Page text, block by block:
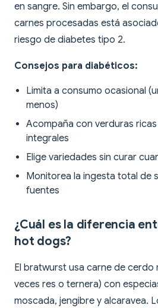
en sangre. Sin embargo, el
carnes procesadas está
riesgo de diabetes tipo 2.
Consejos para diabéticos:
Limita a consumo ocasional
menos)
Acompaña con verduras
integrales
Elige variedades sin curar
Monitorea la ingesta total de
fuentes
¿Cuál es la diferencia
hot dogs?
El bratwurst usa carne de cerdo
veces res o ternera) con
moscada, jengibre y alcaravea.